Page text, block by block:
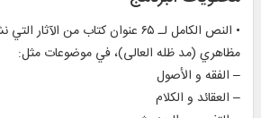
• النص الكامل لـ ۶۵ عنوان كتاب من
مظاهري (مد ظله العالی)، في موضوعات مثل:
– الفقه و الأصول
– العقائد و الكلام